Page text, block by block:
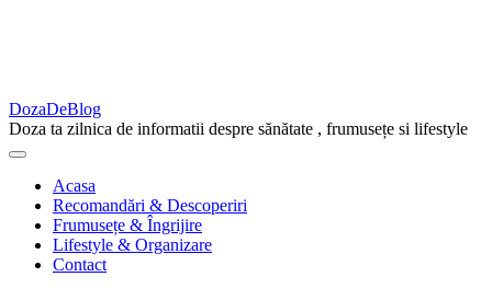
DozaDeBlog
Doza ta zilnica de informatii despre sănătate , frumusețe si lifestyle
Acasa
Recomandări & Descoperiri
Frumusețe & Îngrijire
Lifestyle & Organizare
Contact